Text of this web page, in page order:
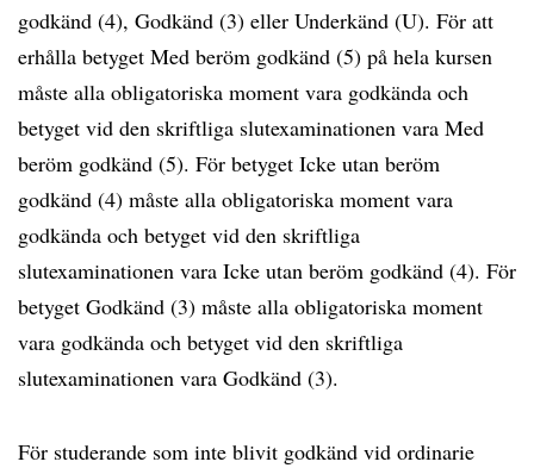
godkänd (4), Godkänd (3) eller Underkänd (U). För att
erhålla betyget Med beröm godkänd (5) på hela kursen
måste alla obligatoriska moment vara godkända och
betyget vid den skriftliga slutexaminationen vara Med
beröm godkänd (5). För betyget Icke utan beröm
godkänd (4) måste alla obligatoriska moment vara
godkända och betyget vid den skriftliga
slutexaminationen vara Icke utan beröm godkänd (4). För
betyget Godkänd (3) måste alla obligatoriska moment
vara godkända och betyget vid den skriftliga
slutexaminationen vara Godkänd (3).
För studerande som inte blivit godkänd vid ordinarie